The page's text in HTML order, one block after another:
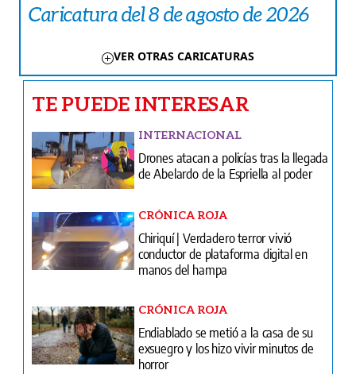
Caricatura del 8 de agosto de 2026
VER OTRAS CARICATURAS
TE PUEDE INTERESAR
INTERNACIONAL
Drones atacan a policías tras la llegada
de Abelardo de la Espriella al poder
CRÓNICA ROJA
Chiriquí | Verdadero terror vivió
conductor de plataforma digital en
manos del hampa
CRÓNICA ROJA
Endiablado se metió a la casa de su
exsuegro y los hizo vivir minutos de
horror